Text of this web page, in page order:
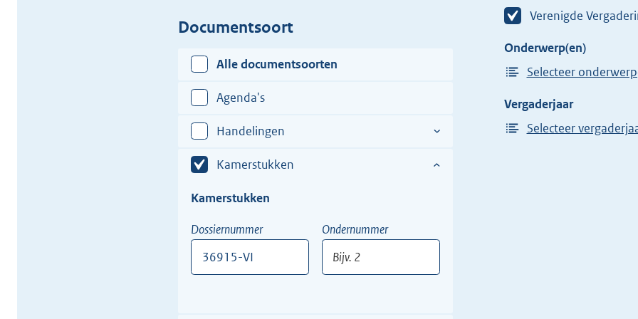
Documentsoort
Alle documentsoorten
Agenda's
Handelingen
Kamerstukken
Kamerstukken
Dossiernummer Ondernummer
Verenigde
Onderwerp(en)
Selecteer
Vergaderjaar
Selecteer